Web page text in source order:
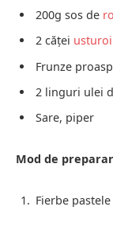
200g sos de
2 căței usturoi
Frunze
2 linguri ulei
Sare, piper
Mod de
Fierbe